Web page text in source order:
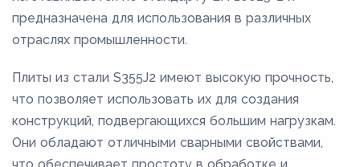
предназначена для использования в различных
отраслях промышленности.
Плиты из стали S355J2 имеют высокую прочность,
что позволяет использовать их для создания
конструкций, подвергающихся большим нагрузкам.
Они обладают отличными сварными свойствами,
что обеспечивает простоту в обработке и